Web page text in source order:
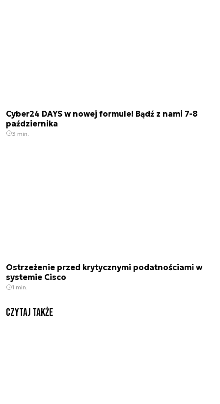
Cyber24 DAYS w nowej formule! Bądź z nami 7-8
października
3 min.
Ostrzeżenie przed krytycznymi podatnościami w
systemie Cisco
1 min.
Czytaj także